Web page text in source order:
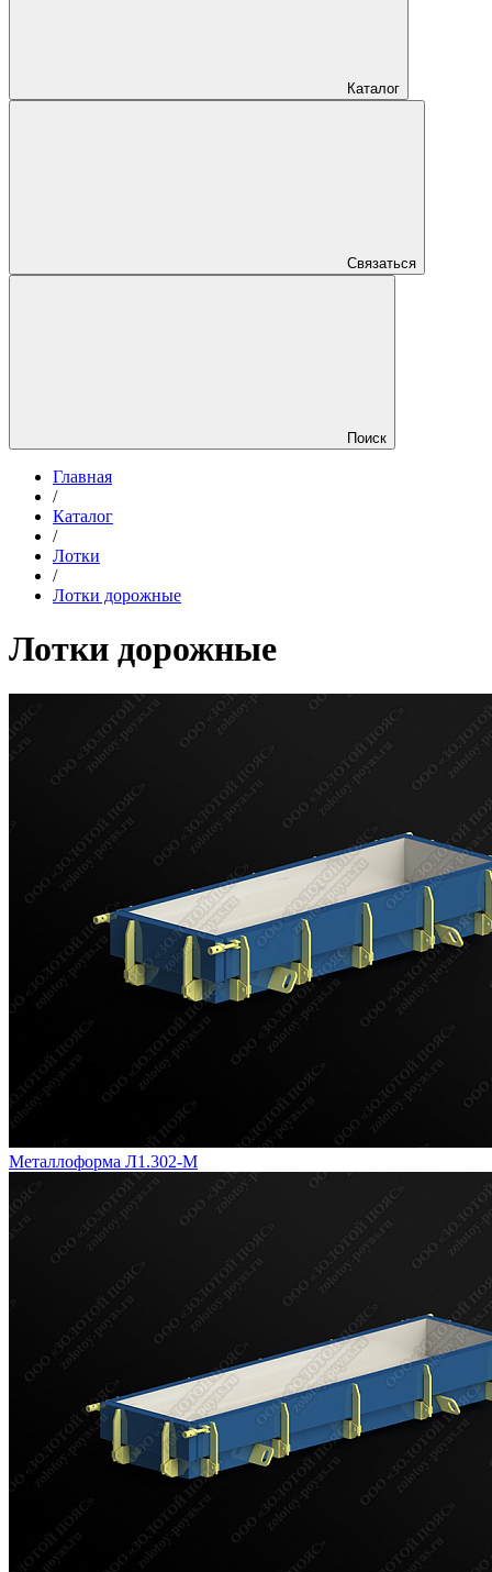
Каталог
Связаться
Поиск
Главная
/
Каталог
/
Лотки
/
Лотки дорожные
Лотки дорожные
Металлоформа Л1.302-М